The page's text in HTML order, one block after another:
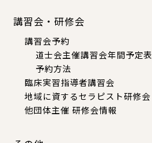
講習会・研修会
講習会予約
道士会主催講習会年間予定表
予約方法
臨床実習指導者講習会
地域に資するセラピスト研修会
他団体主催 研修会情報